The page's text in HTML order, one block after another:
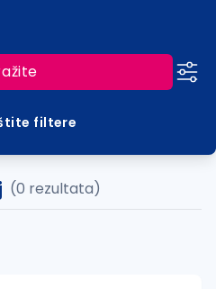
filtere
(0 rezultata)